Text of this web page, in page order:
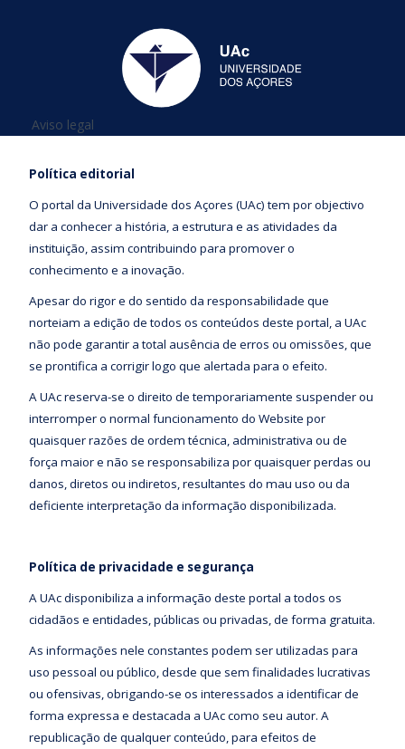
Está aqui
Aviso legal
Política editorial
O portal da Universidade dos Açores (UAc) tem por objectivo
dar a conhecer a história, a estrutura e as atividades da
instituição, assim contribuindo para promover o
conhecimento e a inovação.
Apesar do rigor e do sentido da responsabilidade que
norteiam a edição de todos os conteúdos deste portal, a UAc
não pode garantir a total ausência de erros ou omissões, que
se prontifica a corrigir logo que alertada para o efeito.
A UAc reserva-se o direito de temporariamente suspender ou
interromper o normal funcionamento do Website por
quaisquer razões de ordem técnica, administrativa ou de
força maior e não se responsabiliza por quaisquer perdas ou
danos, diretos ou indiretos, resultantes do mau uso ou da
deficiente interpretação da informação disponibilizada.
Política de privacidade e segurança
A UAc disponibiliza a informação deste portal a todos os
cidadãos e entidades, públicas ou privadas, de forma gratuita.
As informações nele constantes podem ser utilizadas para
uso pessoal ou público, desde que sem finalidades lucrativas
ou ofensivas, obrigando-se os interessados a identificar de
forma expressa e destacada a UAc como seu autor. A
republicação de qualquer conteúdo, para efeitos de